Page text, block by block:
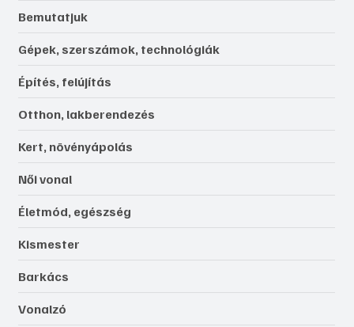
Bemutatjuk
Gépek, szerszámok, technológiák
Építés, felújítás
Otthon, lakberendezés
Kert, növényápolás
Női vonal
Életmód, egészség
Kismester
Barkács
Vonalzó